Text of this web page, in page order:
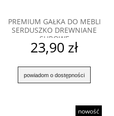
PREMIUM GAŁKA DO MEBLI
SERDUSZKO DREWNIANE
SUROWE
23,90 zł
powiadom o dostępności
nowość